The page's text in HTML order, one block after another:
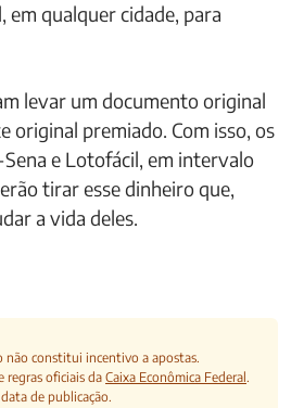
em qualquer cidade, para
levar um documento original
original premiado. Com isso, os
e Lotofácil, em intervalo
tirar esse dinheiro que,
a vida deles.
não constitui incentivo a apostas.
regras oficiais da Caixa Econômica Federal.
de publicação.